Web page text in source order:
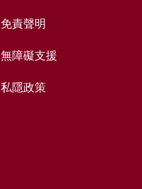
免責聲明
無障礙支援
私隱政策